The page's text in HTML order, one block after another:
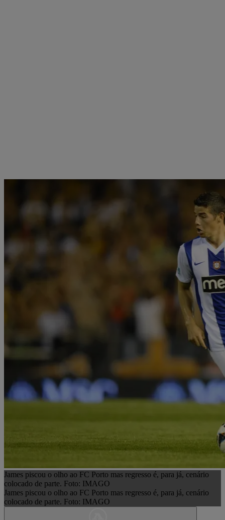
James piscou o olho ao FC Porto mas regresso é, para já, cenário
colocado de parte. Foto: IMAGO
James piscou o olho ao FC Porto mas regresso é, para já, cenário
colocado de parte. Foto: IMAGO